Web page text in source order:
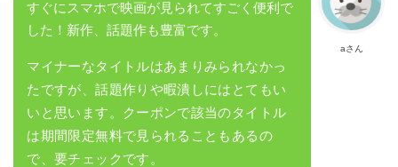
aさん
すぐにスマホで映画が見られてすごく便利で
した！新作、話題作も豊富です。
マイナーなタイトルはあまりみられなかっ
たですが、話題作りや暇潰しにはとてもい
いと思います。クーポンで該当のタイトル
は期間限定無料で見られることもあるの
で、要チェックです。